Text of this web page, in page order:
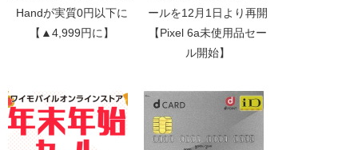
Handが実質0円以下に
【▲4,999円に】
ールを12月1日より再開
【Pixel 6a未使用品セー
ル開始】